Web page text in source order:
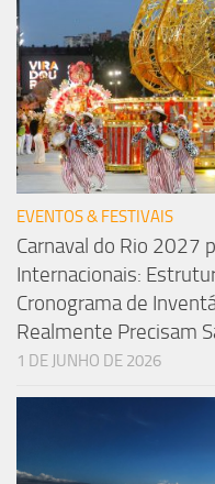
EVENTOS & FESTIVAIS
Carnaval do Rio 2027
Internacionais:
Cronograma de
Realmente Precisam
1 DE JUNHO DE 2026